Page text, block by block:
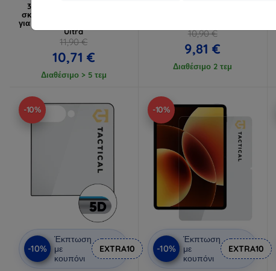
3mk Lens Protection Pro
σκληρυμένο γυαλί για φακό
για Samsung Galaxy Z Fold 8
Ultra
11,90 €
10,71 €
Διαθέσιμο > 5 τεμ
10,90 €
9,81 €
Διαθέσιμο 2 τεμ
-10%
-10%
Έκπτωση
με
κουπόνι
EXTRA10
-10%
-10%
Έκπτωση
με
κουπόνι
EXTRA10